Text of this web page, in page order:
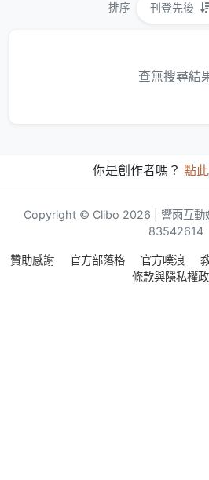
排序 刊登先後
查無搜尋結
你是創作者嗎？ 點
Copyright © Clibo 2026 | 響雨互動
83542614
贊助感謝 官方部落格 官方噗浪
條款與隱私權